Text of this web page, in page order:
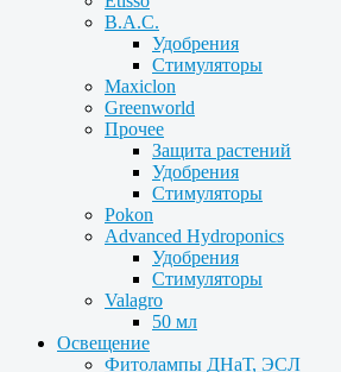
B.A.C.
Удобрения
Стимуляторы
Maxiclon
Greenworld
Прочее
Защита растений
Удобрения
Стимуляторы
Pokon
Advanced Hydroponics
Удобрения
Стимуляторы
Valagro
50 мл
Освещение
Фитолампы ДНаТ, ЭСЛ